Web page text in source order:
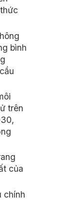
bình
trên
của
chính